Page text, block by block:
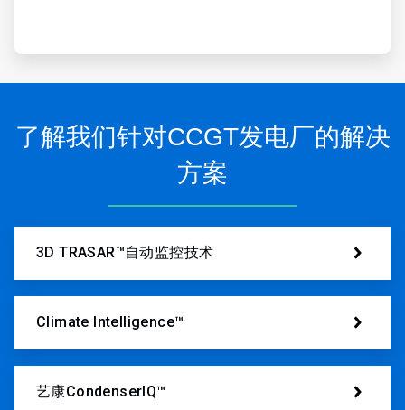
了解我们针对CCGT发电厂的解决
方案
3D TRASAR™自动监控技术
Climate Intelligence™
艺康CondenserIQ™